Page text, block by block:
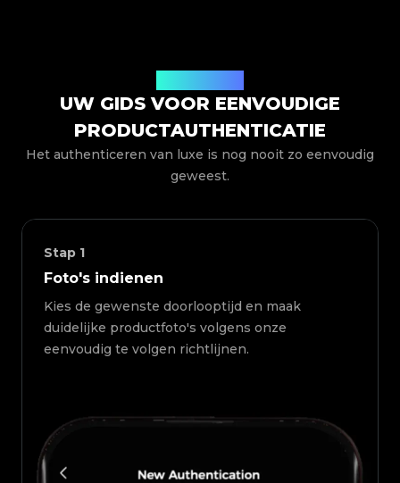
UW GIDS VOOR EENVOUDIGE
PRODUCTAUTHENTICATIE
Het authenticeren van luxe is nog nooit zo eenvoudig
geweest.
Stap 1
Foto's indienen
Kies de gewenste doorlooptijd en maak
duidelijke productfoto's volgens onze
eenvoudig te volgen richtlijnen.